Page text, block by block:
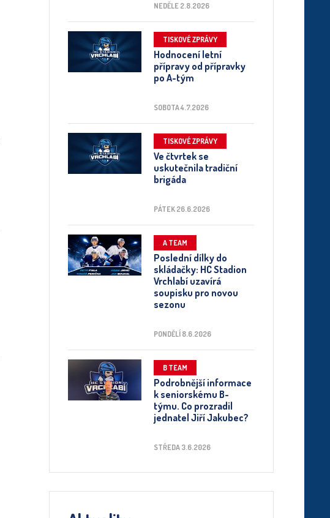
NEDĚLE 2.8.2026
TISKOVÉ ZPRÁVY
Hodnocení letní
přípravy od přípravky
po A-tým
SOBOTA 4.7.2026
TISKOVÉ ZPRÁVY
Ve čtvrtek se
uskutečnila tradiční
brigáda
PÁTEK 26.6.2026
A TEAM
Poslední dílky do
skládačky: HC Stadion
Vrchlabí uzavírá
soupisku pro novou
sezonu
PONDĚLÍ 8.6.2026
B TEAM
Podrobnější informace
k seniorskému B-
týmu. Co prozradil
jednatel Jiří Jakubec?
STŘEDA 3.6.2026